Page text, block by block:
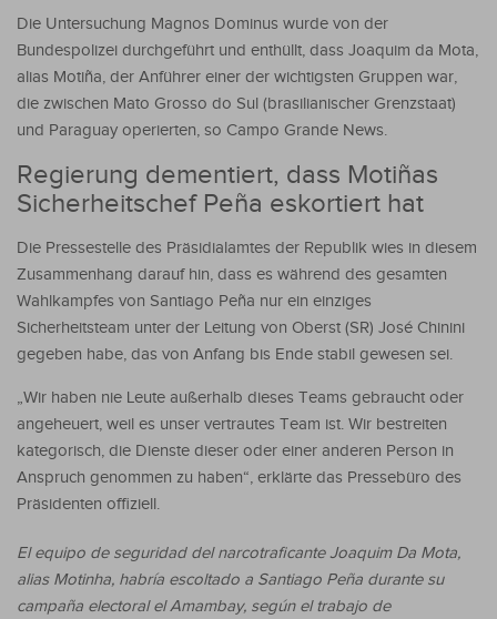
Die Untersuchung Magnos Dominus wurde von der
Bundespolizei durchgeführt und enthüllt, dass Joaquim da Mota,
alias Motiña, der Anführer einer der wichtigsten Gruppen war,
die zwischen Mato Grosso do Sul (brasilianischer Grenzstaat)
und Paraguay operierten, so Campo Grande News.
Regierung dementiert, dass Motiñas
Sicherheitschef Peña eskortiert hat
Die Pressestelle des Präsidialamtes der Republik wies in diesem
Zusammenhang darauf hin, dass es während des gesamten
Wahlkampfes von Santiago Peña nur ein einziges
Sicherheitsteam unter der Leitung von Oberst (SR) José Chinini
gegeben habe, das von Anfang bis Ende stabil gewesen sei.
„Wir haben nie Leute außerhalb dieses Teams gebraucht oder
angeheuert, weil es unser vertrautes Team ist. Wir bestreiten
kategorisch, die Dienste dieser oder einer anderen Person in
Anspruch genommen zu haben“, erklärte das Pressebüro des
Präsidenten offiziell.
El equipo de seguridad del narcotraficante Joaquim Da Mota,
alias Motinha, habría escoltado a Santiago Peña durante su
campaña electoral el Amambay, según el trabajo de